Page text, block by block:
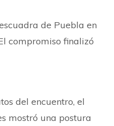
de Puebla en
compromiso finalizó
del encuentro, el
mostró una postura